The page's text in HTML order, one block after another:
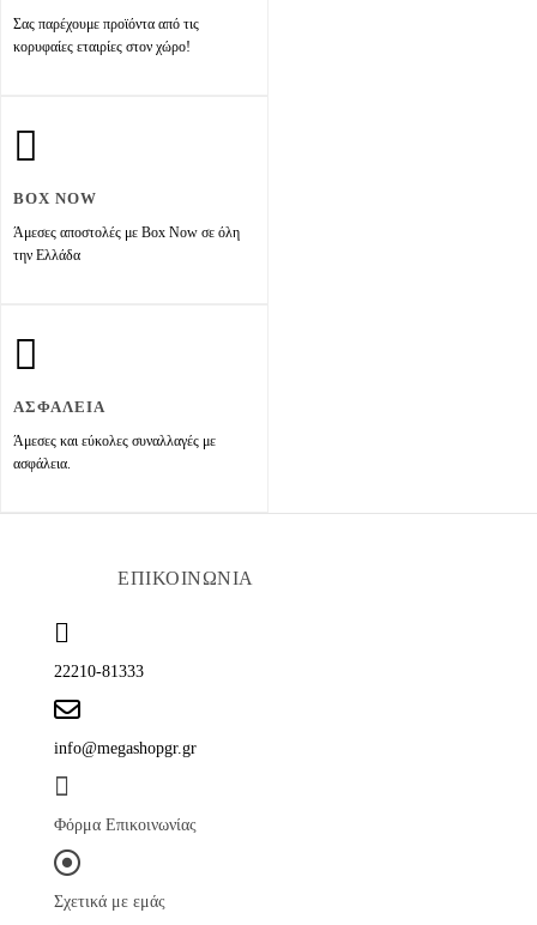
Σας παρέχουμε προϊόντα από τις
κορυφαίες εταιρίες στον χώρο!
BOX NOW
Άμεσες αποστολές με Box Now σε όλη
την Ελλάδα
ΑΣΦΑΛΕΙΑ
Άμεσες και εύκολες συναλλαγές με
ασφάλεια.
ΕΠΙΚΟΙΝΩΝΙΑ
22210-81333
info@megashopgr.gr
Φόρμα Επικοινωνίας
Σχετικά με εμάς